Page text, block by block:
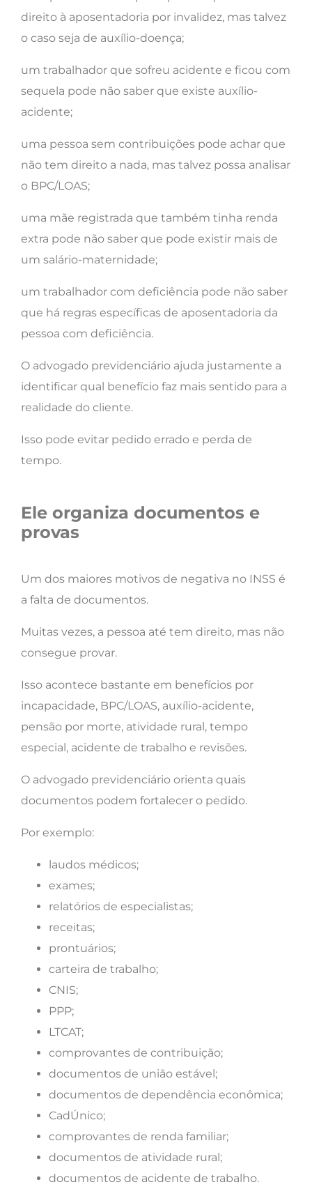
direito à aposentadoria por invalidez, mas talvez
o caso seja de auxílio-doença;
um trabalhador que sofreu acidente e ficou com
sequela pode não saber que existe auxílio-
acidente;
uma pessoa sem contribuições pode achar que
não tem direito a nada, mas talvez possa analisar
o BPC/LOAS;
uma mãe registrada que também tinha renda
extra pode não saber que pode existir mais de
um salário-maternidade;
um trabalhador com deficiência pode não saber
que há regras específicas de aposentadoria da
pessoa com deficiência.
O advogado previdenciário ajuda justamente a
identificar qual benefício faz mais sentido para a
realidade do cliente.
Isso pode evitar pedido errado e perda de
tempo.
Ele organiza documentos e
provas
Um dos maiores motivos de negativa no INSS é
a falta de documentos.
Muitas vezes, a pessoa até tem direito, mas não
consegue provar.
Isso acontece bastante em benefícios por
incapacidade, BPC/LOAS, auxílio-acidente,
pensão por morte, atividade rural, tempo
especial, acidente de trabalho e revisões.
O advogado previdenciário orienta quais
documentos podem fortalecer o pedido.
Por exemplo:
laudos médicos;
exames;
relatórios de especialistas;
receitas;
prontuários;
carteira de trabalho;
CNIS;
PPP;
LTCAT;
comprovantes de contribuição;
documentos de união estável;
documentos de dependência econômica;
CadÚnico;
comprovantes de renda familiar;
documentos de atividade rural;
documentos de acidente de trabalho.